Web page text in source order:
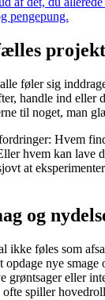
pengepung.
projekt
føler sig
handle ind eller
til noget, man
Hvem
hvem kan lave
at
og
ikke føles som
nye smage
grøntsager eller
ofte spiller